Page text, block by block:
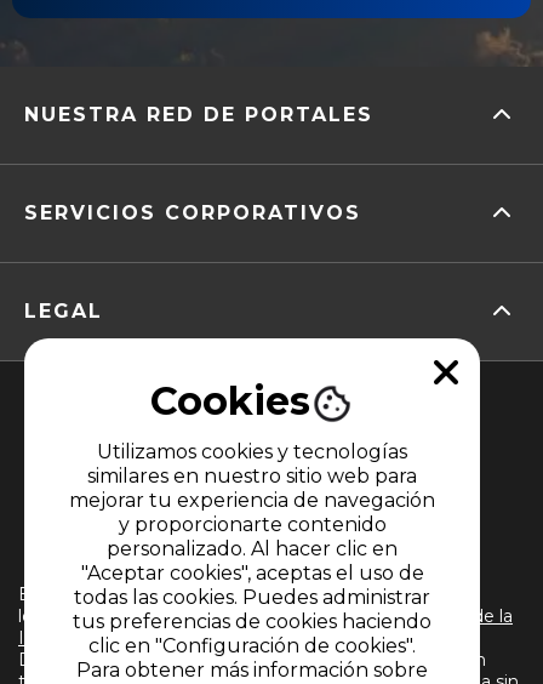
NUESTRA RED DE PORTALES
SERVICIOS CORPORATIVOS
LEGAL
MIEMBRO DE
El uso de este sitio web implica la aceptación de
los
Términos y condicionesy Políticas de Tratamiento de la
Información de CARACOL TELEVISIÓN S.A. Todos los
Derechos Reservados D.R.A. Prohibida su reproducción
Cookies
Utilizamos cookies y tecnologías
similares en nuestro sitio web para
mejorar tu experiencia de navegación
y proporcionarte contenido
personalizado. Al hacer clic en
"Aceptar cookies", aceptas el uso de
todas las cookies. Puedes administrar
tus preferencias de cookies haciendo
clic en "Configuración de cookies".
Para obtener más información sobre